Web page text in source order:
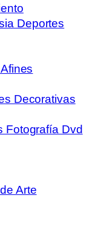
Deportes
Decorativas
Fotografía Dvd
Arte